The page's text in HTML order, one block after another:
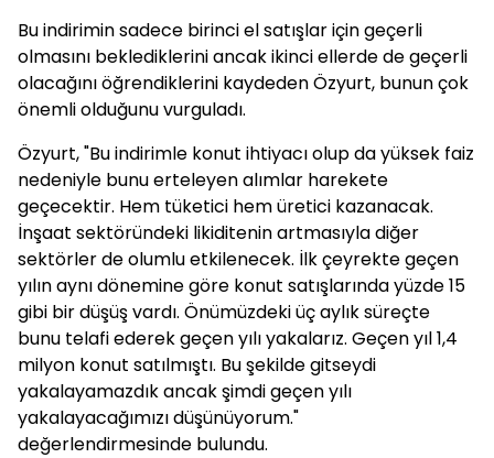
Bu indirimin sadece birinci el satışlar için geçerli
olmasını beklediklerini ancak ikinci ellerde de geçerli
olacağını öğrendiklerini kaydeden Özyurt, bunun çok
önemli olduğunu vurguladı.
Özyurt, "Bu indirimle konut ihtiyacı olup da yüksek faiz
nedeniyle bunu erteleyen alımlar harekete
geçecektir. Hem tüketici hem üretici kazanacak.
İnşaat sektöründeki likiditenin artmasıyla diğer
sektörler de olumlu etkilenecek. İlk çeyrekte geçen
yılın aynı dönemine göre konut satışlarında yüzde 15
gibi bir düşüş vardı. Önümüzdeki üç aylık süreçte
bunu telafi ederek geçen yılı yakalarız. Geçen yıl 1,4
milyon konut satılmıştı. Bu şekilde gitseydi
yakalayamazdık ancak şimdi geçen yılı
yakalayacağımızı düşünüyorum."
değerlendirmesinde bulundu.